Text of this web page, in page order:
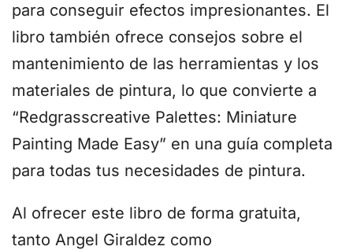
para conseguir efectos impresionantes. El
libro también ofrece consejos sobre el
mantenimiento de las herramientas y los
materiales de pintura, lo que convierte a
“Redgrasscreative Palettes: Miniature
Painting Made Easy” en una guía completa
para todas tus necesidades de pintura.
Al ofrecer este libro de forma gratuita,
tanto Angel Giraldez como